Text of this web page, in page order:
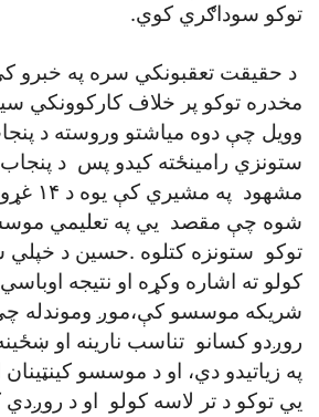
توکو سوداګري کوي.
د حقيقت تعقبونکي سره په خبرو
مخدره توکو پر خلاف کارکوونکي
وويل چې دوه مياشتو وروسته د
ستونزي رامينځته کيدو پس د پنجاب
مشهود
شوه چې مقصد يي په تعليمي
توکو ستونزه کتلوه .حسين د
کولو ته اشاره وکړه او نتيجه
شريکه موسسو کې،موږ وموندله
روږدو کسانو تناسب نارينه او
په زياتيدو دي، او د موسسو
يي توکو د تر لاسه کولو او د روږدي